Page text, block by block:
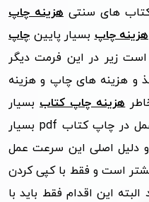
های سنتی هزینه چاپ
هزینه چاپبسیار پایین چاپ
زیر در این فرمت دیگر
و هزینه های چاپ و هزینه
هزینه چاپ کتاببسیار
کاهش پیدا خواهد کرد. سرعت عمل در چاپ کتاب pdf بسیار
دلیل اصلی این سرعت عمل
است و فقط با کپی کردن
این اقدام فقط باید با